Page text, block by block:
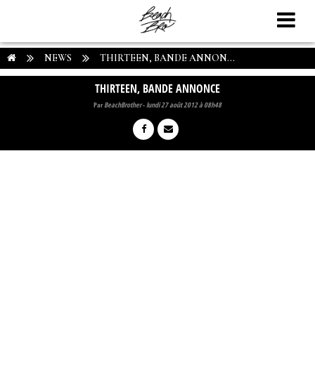
NEWS THIRTEEN, BANDE ANNON...
THIRTEEN, BANDE ANNONCE
ParBeachBrother-lundi 27 août 2012 à 08h48